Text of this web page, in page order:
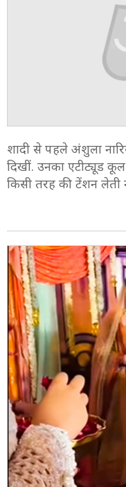
शादी से पहले अंशुला
दिखीं. उनका एटीट्यूड
किसी तरह की टेंशन लेती